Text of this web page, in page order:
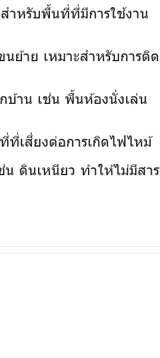
ำหรับพื้นที่ที่มีการใช้งาน
นย้าย เหมาะสำหรับการติด
บ้าน เช่น พื้นห้องนั่งเล่น
ที่เสี่ยงต่อการเกิดไฟไหม้
น ดินเหนียว ทำให้ไม่มีสาร